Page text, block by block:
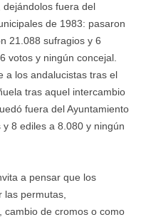
fuera del
de 1983: pasaron
21.088 sufragios y 6
votos y ningún concejal.
a los andalucistas tras el
tras aquel intercambio
fuera del Ayuntamiento
8 ediles a 8.080 y ningún
a pensar que los
permutas,
cambio de cromos o como